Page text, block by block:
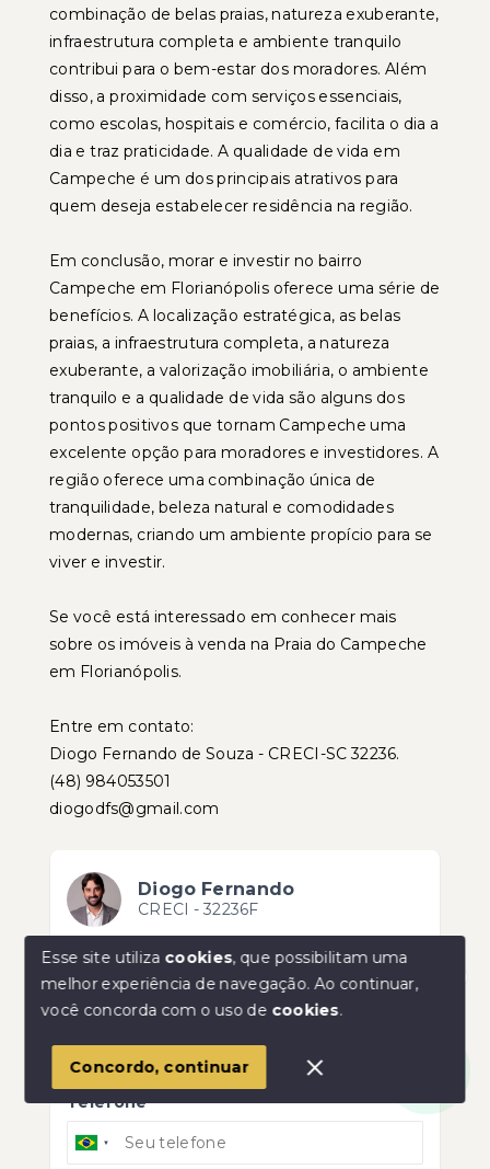
combinação de belas praias, natureza exuberante,
infraestrutura completa e ambiente tranquilo
contribui para o bem-estar dos moradores. Além
disso, a proximidade com serviços essenciais,
como escolas, hospitais e comércio, facilita o dia a
dia e traz praticidade. A qualidade de vida em
Campeche é um dos principais atrativos para
quem deseja estabelecer residência na região.
Em conclusão, morar e investir no bairro
Campeche em Florianópolis oferece uma série de
benefícios. A localização estratégica, as belas
praias, a infraestrutura completa, a natureza
exuberante, a valorização imobiliária, o ambiente
tranquilo e a qualidade de vida são alguns dos
pontos positivos que tornam Campeche uma
excelente opção para moradores e investidores. A
região oferece uma combinação única de
tranquilidade, beleza natural e comodidades
modernas, criando um ambiente propício para se
viver e investir.
Se você está interessado em conhecer mais
sobre os imóveis à venda na Praia do Campeche
em Florianópolis.
Entre em contato:
Diogo Fernando de Souza - CRECI-SC 32236.
(48) 984053501
diogodfs@gmail.com
Diogo Fernando
CRECI - 32236F
(48) 9 8405-3501
diogodfs@gmail.com
Nome
Telefone
Olá! Estamos disponíveis para te ajudar.
Esse site utiliza cookies, que possibilitam uma
melhor experiência de navegação.Ao continuar,
você concorda com o uso de cookies.
Concordo, continuar